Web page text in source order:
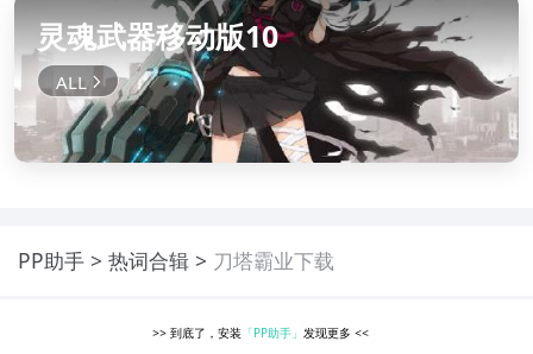
灵魂武器移动版10
PP助手 热词合辑 刀塔霸业下载
>> 到底了，安装 「PP助手」发现更多<<